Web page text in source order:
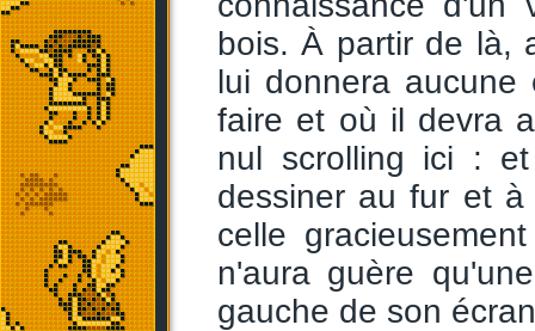
bois. À partir de là,
lui donnera aucune
faire et où il devra
nul scrolling ici :
dessiner au fur et
celle
n'aura guère
gauche de son